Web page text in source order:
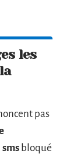
les
pas
sms bloqué